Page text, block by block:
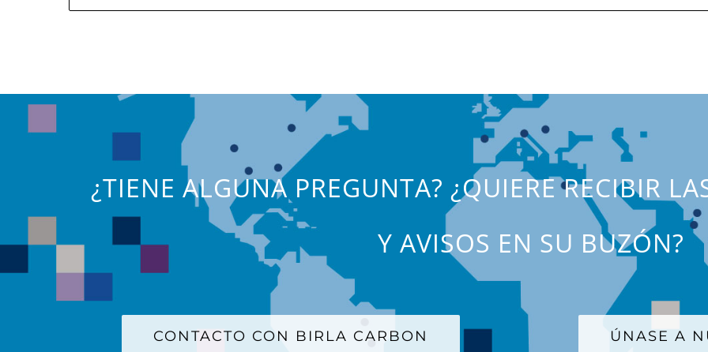
¿TIENE ALGUNA PREGUNTA? ¿QUIERE RECIBIR
Y AVISOS EN SU BUZÓN?
CONTACTO CON BIRLA CARBON ÚNASE A